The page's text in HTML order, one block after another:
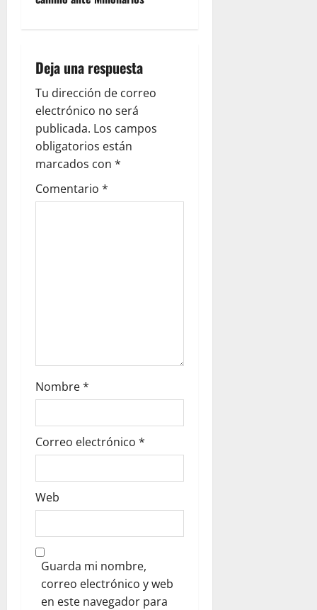
Deja una respuesta
Tu dirección de correo
electrónico no será
publicada. Los campos
obligatorios están
marcados con *
Comentario *
Nombre*
Correo electrónico *
Web
Guarda mi nombre,
correo electrónico y web
en este navegador para